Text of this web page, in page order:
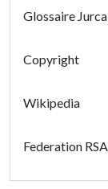
Glossaire Jurca
Copyright
Wikipedia
Federation RSA